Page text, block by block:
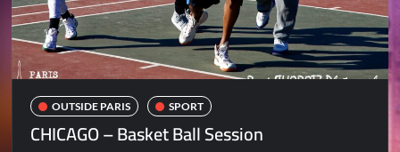
OUTSIDE PARIS SPORT
CHICAGO – Basket Ball Session